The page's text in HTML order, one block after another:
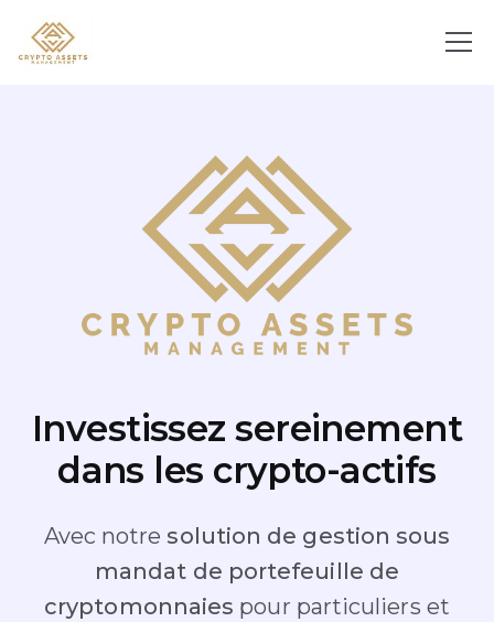
Investissez sereinement
dans les crypto-actifs
Avec notre solution de gestion sous
mandat de portefeuille de
cryptomonnaies pour particuliers et